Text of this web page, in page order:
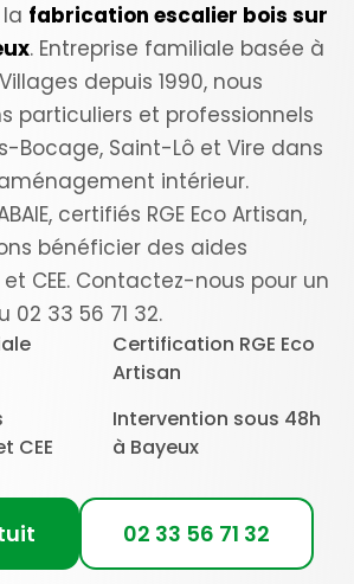
fabrication escalier bois sur
. Entreprise familiale basée à
depuis 1990, nous
particuliers et professionnels
Bocage, Saint-Lô et Vire dans
intérieur.
certifiés RGE Eco Artisan,
bénéficier des aides
CEE. Contactez-nous pour un
33 56 71 32.
Certification RGE Eco
Artisan
CEE
Intervention sous 48h
à Bayeux
02 33 56 71 32